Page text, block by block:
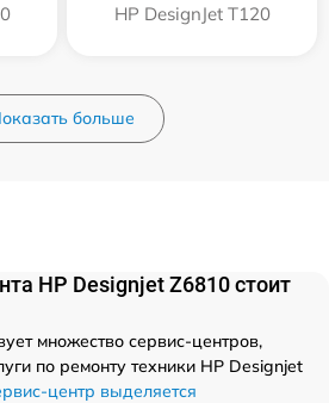
HP DesignJet T120
больше
HP Designjet Z6810 стоит
множество сервис-центров,
по ремонту техники HP Designjet
центр выделяется